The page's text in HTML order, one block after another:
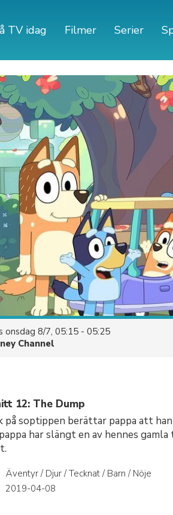
TV idag Filmer Serier
onsdag 8/7, 05:15 - 05:25
Channel
12: The Dump
på soptippen berättar pappa att
har slängt en av hennes
Äventyr / Djur / Tecknat / Barn / Nöje
2019-04-08